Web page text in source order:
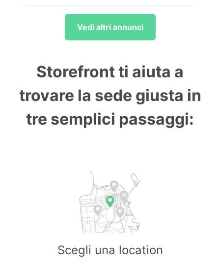
Vedi altri annunci
Storefront ti aiuta a
trovare la sede giusta in
tre semplici passaggi:
Scegli una location